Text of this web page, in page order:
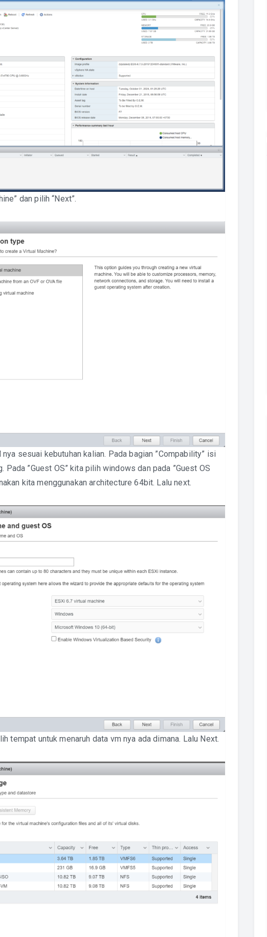
dan pilih “Next”.
sesuai kebutuhan kalian. Pada bagian ”Compability” isi
Pada ”Guest OS” kita pilih windows dan pada ”Guest OS
kita menggunakan architecture 64bit. Lalu next.
tempat untuk menaruh data vm nya ada dimana. Lalu Next.